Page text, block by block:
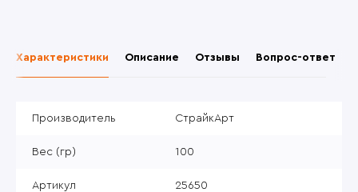
Характеристики Описание Отзывы Вопрос-ответ
Производитель СтрайкАрт
Вес (гр) 100
Артикул 25650